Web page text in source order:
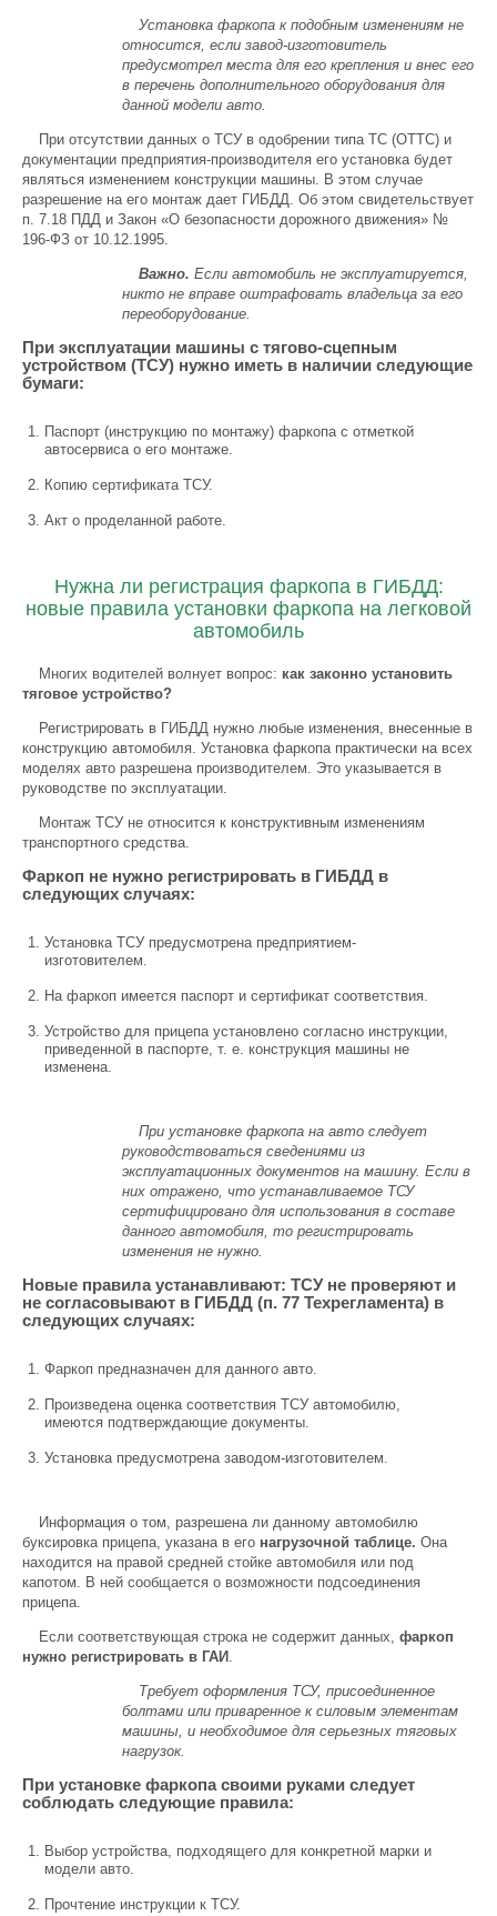
Установка фаркопа к подобным изменениям не
относится, если завод-изготовитель
предусмотрел места для его крепления и внес его
в перечень дополнительного оборудования для
данной модели авто.
При отсутствии данных о ТСУ в одобрении типа ТС (ОТТС) и
документации предприятия-производителя его установка будет
являться изменением конструкции машины. В этом случае
разрешение на его монтаж дает ГИБДД. Об этом свидетельствует
п. 7.18 ПДД и Закон «О безопасности дорожного движения» №
196-ФЗ от 10.12.1995.
Важно. Если автомобиль не эксплуатируется,
никто не вправе оштрафовать владельца за его
переоборудование.
При эксплуатации машины с тягово-сцепным
устройством (ТСУ) нужно иметь в наличии следующие
бумаги:
Паспорт (инструкцию по монтажу) фаркопа с отметкой
автосервиса о его монтаже.
Копию сертификата ТСУ.
Акт о проделанной работе.
Нужна ли регистрация фаркопа в ГИБДД:
новые правила установки фаркопа на легковой
автомобиль
Многих водителей волнует вопрос: как законно установить
тяговое устройство?
Регистрировать в ГИБДД нужно любые изменения, внесенные в
конструкцию автомобиля. Установка фаркопа практически на всех
моделях авто разрешена производителем. Это указывается в
руководстве по эксплуатации.
Монтаж ТСУ не относится к конструктивным изменениям
транспортного средства.
Фаркоп не нужно регистрировать в ГИБДД в
следующих случаях:
Установка ТСУ предусмотрена предприятием-
изготовителем.
На фаркоп имеется паспорт и сертификат соответствия.
Устройство для прицепа установлено согласно инструкции,
приведенной в паспорте, т. е. конструкция машины не
изменена.
При установке фаркопа на авто следует
руководствоваться сведениями из
эксплуатационных документов на машину. Если в
них отражено, что устанавливаемое ТСУ
сертифицировано для использования в составе
данного автомобиля, то регистрировать
изменения не нужно.
Новые правила устанавливают: ТСУ не проверяют и
не согласовывают в ГИБДД (п. 77 Техрегламента) в
следующих случаях:
Фаркоп предназначен для данного авто.
Произведена оценка соответствия ТСУ автомобилю,
имеются подтверждающие документы.
Установка предусмотрена заводом-изготовителем.
Информация о том, разрешена ли данному автомобилю
буксировка прицепа, указана в его нагрузочной таблице. Она
находится на правой средней стойке автомобиля или под
капотом. В ней сообщается о возможности подсоединения
прицепа.
Если соответствующая строка не содержит данных, фаркоп
нужно регистрировать в ГАИ .
Требует оформления ТСУ, присоединенное
болтами или приваренное к силовым элементам
машины, и необходимое для серьезных тяговых
нагрузок.
При установке фаркопа своими руками следует
соблюдать следующие правила:
Выбор устройства, подходящего для конкретной марки и
модели авто.
Прочтение инструкции к ТСУ.